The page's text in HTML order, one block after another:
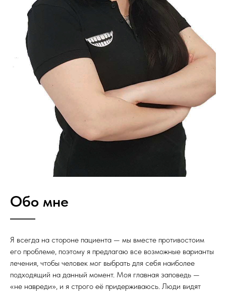
Обо мне
Я всегда на стороне пациента — мы вместе противостоим
его проблеме, поэтому я предлагаю все возможные варианты
лечения, чтобы человек мог выбрать для себя наиболее
подходящий на данный момент. Моя главная заповедь —
«не навреди», и я строго её придерживаюсь. Люди видят